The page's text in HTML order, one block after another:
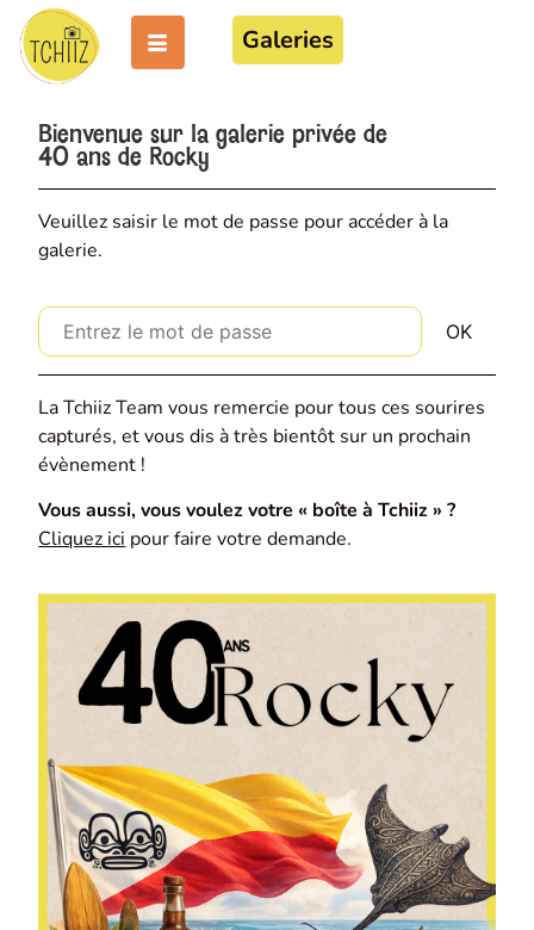
Galeries
Bienvenue sur la galerie privée de
40 ans de Rocky
Veuillez saisir le mot de passe pour accéder à la
galerie.
La Tchiiz Team vous remercie pour tous ces sourires
capturés, et vous dis à très bientôt sur un prochain
évènement !
Vous aussi, vous voulez votre « boîte à Tchiiz » ?
Cliquez ici pour faire votre demande.